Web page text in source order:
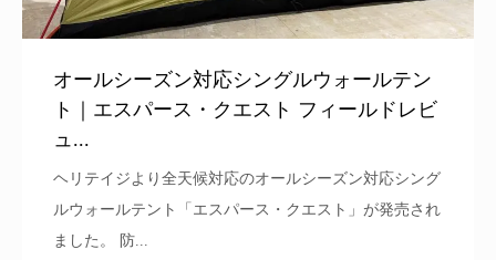
オールシーズン対応シングルウォールテン
ト｜エスパース・クエスト フィールドレビ
ュ...
ヘリテイジより全天候対応のオールシーズン対応シング
ルウォールテント「エスパース・クエスト」が発売され
ました。 防...